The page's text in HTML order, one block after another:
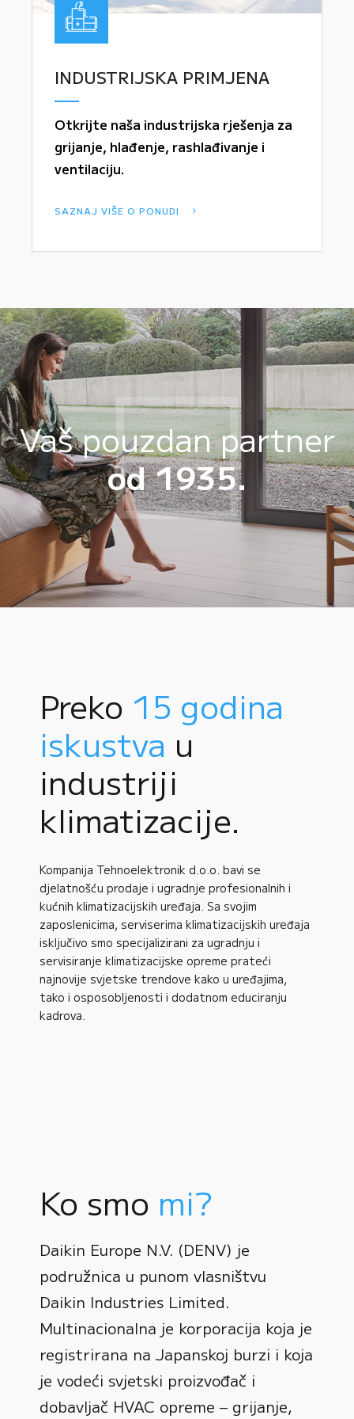
INDUSTRIJSKA PRIMJENA
Otkrijte naša industrijska rješenja za
grijanje, hlađenje, rashlađivanje i
ventilaciju.
SAZNAJ VIŠE O PONUDI
Vaš pouzdan partner
od 1935.
Preko 15 godina
iskustva u
industriji
klimatizacije.
Kompanija Tehnoelektronik d.o.o. bavi se
djelatnošću prodaje i ugradnje profesionalnih i
kućnih klimatizacijskih uređaja. Sa svojim
zaposlenicima, serviserima klimatizacijskih uređaja
isključivo smo specijalizirani za ugradnju i
servisiranje klimatizacijske opreme prateći
najnovije svjetske trendove kako u uređajima,
tako i osposobljenosti i dodatnom educiranju
kadrova.
Ko smo mi?
Daikin Europe N.V. (DENV) je
podružnica u punom vlasništvu
Daikin Industries Limited.
Multinacionalna je korporacija koja je
registrirana na Japanskoj burzi i koja
je vodeći svjetski proizvođač i
dobavljač HVAC opreme – grijanje,
0